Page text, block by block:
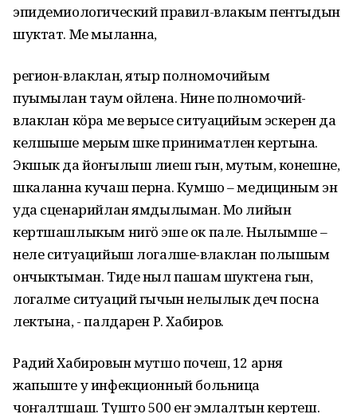
эпидемиологический правил-влакым пеҥгыдын
шуктат. Ме мыланна,
регион-влаклан, ятыр полномочийым
пуымылан таум ойлена. Нине полномочий-
влаклан кӧра ме верысе ситуацийым эскерен да
келшыше мерым шке приниматлен кертына.
Экшык да йоҥылыш лиеш гын, мутым, конешне,
шкаланна кучаш перна. Кумшо – медициным эн
уда сценарийлан ямдылыман. Мо лийын
кертшашлыкым нигӧ эше ок пале. Нылымше –
неле ситуацийыш логалше-влаклан полышым
ончыктыман. Тиде ныл пашам шуктена гын,
логалме ситуаций гычын нелылык деч посна
лектына, - палдарен Р. Хабиров.
Радий Хабировын мутшо почеш, 12 арня
жапыште у инфекционный больница
чоҥалтшаш. Тушто 500 еҥ эмлалтын кертеш.